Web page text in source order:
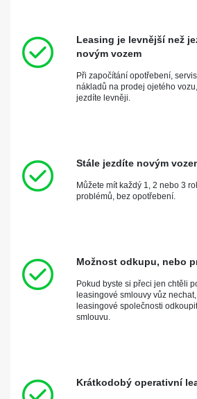
Leasing je levnější než
novým vozem
Při započítání opotřebení,
nákladů na prodej ojetého
jezdíte levněji.
Stále jezdíte novým
Můžete mít každý 1, 2 nebo 3
problémů, bez opotřebení.
Možnost odkupu, nebo
Pokud byste si přeci jen chtěli
leasingové smlouvy vůz
leasingové společnosti
smlouvu.
Krátkodobý operativní